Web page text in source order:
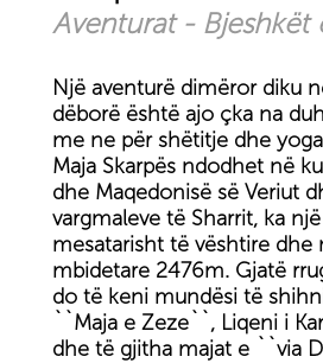
Aventurat - Bjeshkët
Një aventurë dimëror diku
dëborë është ajo çka na
me ne për shëtitje dhe
Maja Skarpës ndodhet në
dhe Maqedonisë së Veriut
vargmaleve të Sharrit, ka
mesatarisht të vështire dhe
mbidetare 2476m. Gjatë
do të keni mundësi të
``Maja e Zeze``, Liqeni i
dhe të gjitha majat e ``via